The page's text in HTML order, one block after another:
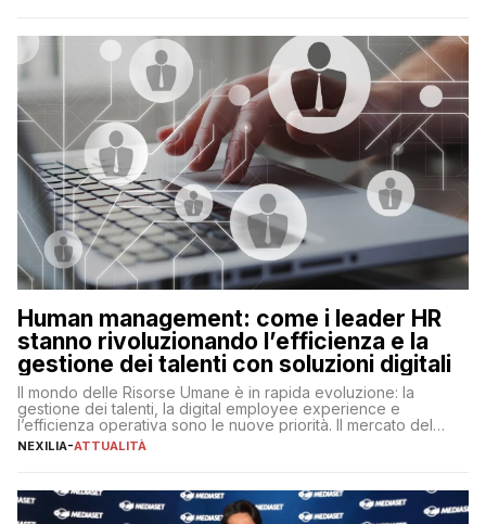
operazioni, bensì comporta […]
Human management: come i leader HR
stanno rivoluzionando l’efficienza e la
gestione dei talenti con soluzioni digitali
Il mondo delle Risorse Umane è in rapida evoluzione: la
gestione dei talenti, la digital employee experience e
l’efficienza operativa sono le nuove priorità. Il mercato del
lavoro, d’altra parte, è sempre più competitivo con una lotta
NEXILIA-ATTUALITÀ